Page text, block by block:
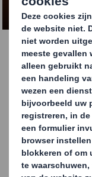
Wat
Octabins zijn
het opslaan en